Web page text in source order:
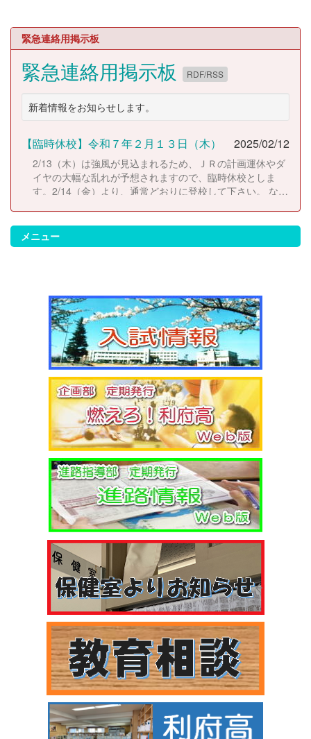
緊急連絡用掲示板
緊急連絡用掲示板 RDF/RSS
新着情報をお知らせします。
【臨時休校】令和７年２月１３日（木） 2025/02/12
2/13（木）は強風が見込まれるため、ＪＲの計画運休やダ
イヤの大幅な乱れが予想されますので、臨時休校としま
す。2/14（金）より、通常どおりに登校して下さい。 な
2/18（火）考査４日目
メニュー